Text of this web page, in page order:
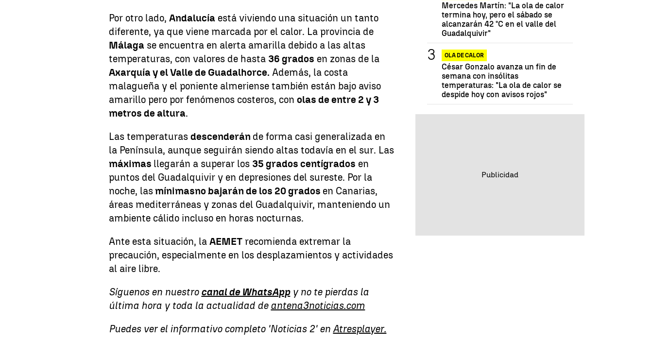
Por otro lado,Andalucía está viviendo una situación un tanto
diferente, ya que viene marcada por el calor. La provincia de
Málaga se encuentra en alerta amarilla debido a las altas
temperaturas, con valores de hasta 36 grados en zonas de la
Axarquía y el Valle de Guadalhorce. Además, la costa
malagueña y el poniente almeriense también están bajo aviso
amarillo pero por fenómenos costeros, conolas de entre 2 y 3
metros de altura.
Las temperaturasdescenderán de forma casi generalizada en
la Península, aunque seguirán siendo altas todavía en el sur. Las
máximas llegarán a superar los 35 grados centígrados en
puntos del Guadalquivir y en depresiones del sureste. Por la
noche, lasmínimasno bajarán de los 20 grados en Canarias,
áreas mediterráneas y zonas del Guadalquivir, manteniendo un
ambiente cálido incluso en horas nocturnas.
Ante esta situación, laAEMET recomienda extremar la
precaución, especialmente en los desplazamientos y actividades
al aire libre.
Síguenos en nuestro canal de WhatsAppy no te pierdas la
última hora y toda la actualidad de antena3noticias.com
Puedes ver el informativo completo 'Noticias 2' enAtresplayer.
Mercedes Martín: "La ola de calor
termina hoy, pero el sábado se
alcanzarán 42 °C en el valle del
Guadalquivir"
OLA DE CALOR
César Gonzalo avanza un fin de
semana con insólitas
temperaturas: "La ola de calor se
despide hoy con avisos rojos"